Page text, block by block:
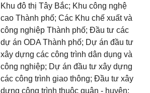
Khu đô thị Tây Bắc; Khu công nghệ
cao Thành phố; Các Khu chế xuất và
công nghiệp Thành phố; Đầu tư các
dự án ODA Thành phố; Dự án đầu tư
xây dựng các công trình dân dụng và
công nghiệp; Dự án đầu tư xây dựng
các công trình giao thông; Đầu tư xây
dựng công trình thuộc quận - huyện;